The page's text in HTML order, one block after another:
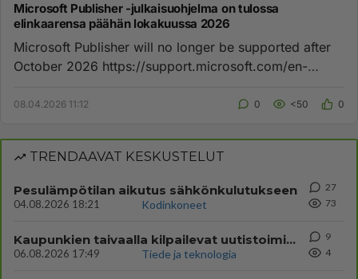
Microsoft Publisher -julkaisuohjelma on tulossa
elinkaarensa päähän lokakuussa 2026
Microsoft Publisher will no longer be supported after
October 2026 https://support.microsoft.com/en-
08.04.2026 11:12 0 <50 0
TRENDAAVAT KESKUSTELUT
Pesulämpötilan aikutus sähkönkulutukseen
04.08.2026 18:21 Kodinkoneet
27
73
Kaupunkien taivaalla kilpailevat uutistoimistojen droonit poliisien ja muiden kanssa
06.08.2026 17:49 Tiede ja teknologia
9
4